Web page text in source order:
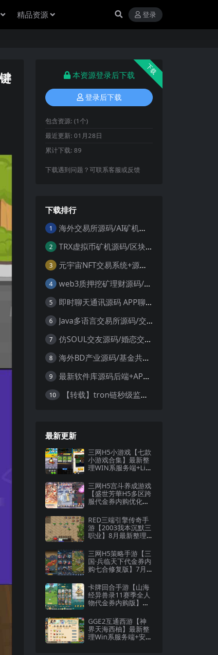
精品资源 登录
下载
本资源登录后下载
登录后下载
包含资源: (1个)
最近更新: 01月28日
累计下载: 89
下载遇到问题？可联系客服或反馈
下载排行
1 海外交易所源码/AI矿机系统源码 加密货币交易所 智能交易所源码
2 TRX虚拟币矿机源码/区块链矿机交易系统源码/支持 4国语言+usdt充值+搭建视频教程
3 元宇宙NFT交易系统+源码数字藏品3D合成+空投盲盒玩法抽集卡
4 web3质押挖矿理财源码/PHP理财源码
5 即时聊天通讯源码 APP聊天通讯源码 安卓+ios带后端源码控制
6 Java多语言交易所源码/交割合约/永续合约/币币/java服务端
7 仿SOUL交友源码/婚恋交友源码/社交友附近人婚恋约仿陌陌APP源码系统
8 海外BD产业源码/基金共享投资理财源码
9 最新软件库源码后端+APP端源码
10 【转载】tron链秒级监控授权+查余额+提币 全开源带视频教程文字教程
最新更新
三网H5小游戏【七款
小游戏合集】最新整
理WIN系服务端+Lin
搭建教程
三网H5宫斗养成游戏
【盛世芳華H5多区跨
服代金券内购优化
ux手工服务端+CDK
授权后台+全资源安
卓+详细搭建教程
RED三端引擎传奇手
游【2003我本沉默三
职业】8月最新整理W
+详细搭建教程
三网H5策略手游【三
国·兵临天下代金券内
购七合修复版】7月
服务端+管理后台+G
M授权后台+详细搭建
教程
卡牌回合手游【山海
经异兽录11赛季全人
物代金券内购版】最
+授权GM后台+管理
后台+热更修改工具
+安卓+详细搭建教程
GGE2互通西游【神
界天海西柚】最新整
理Win系服务端+安卓